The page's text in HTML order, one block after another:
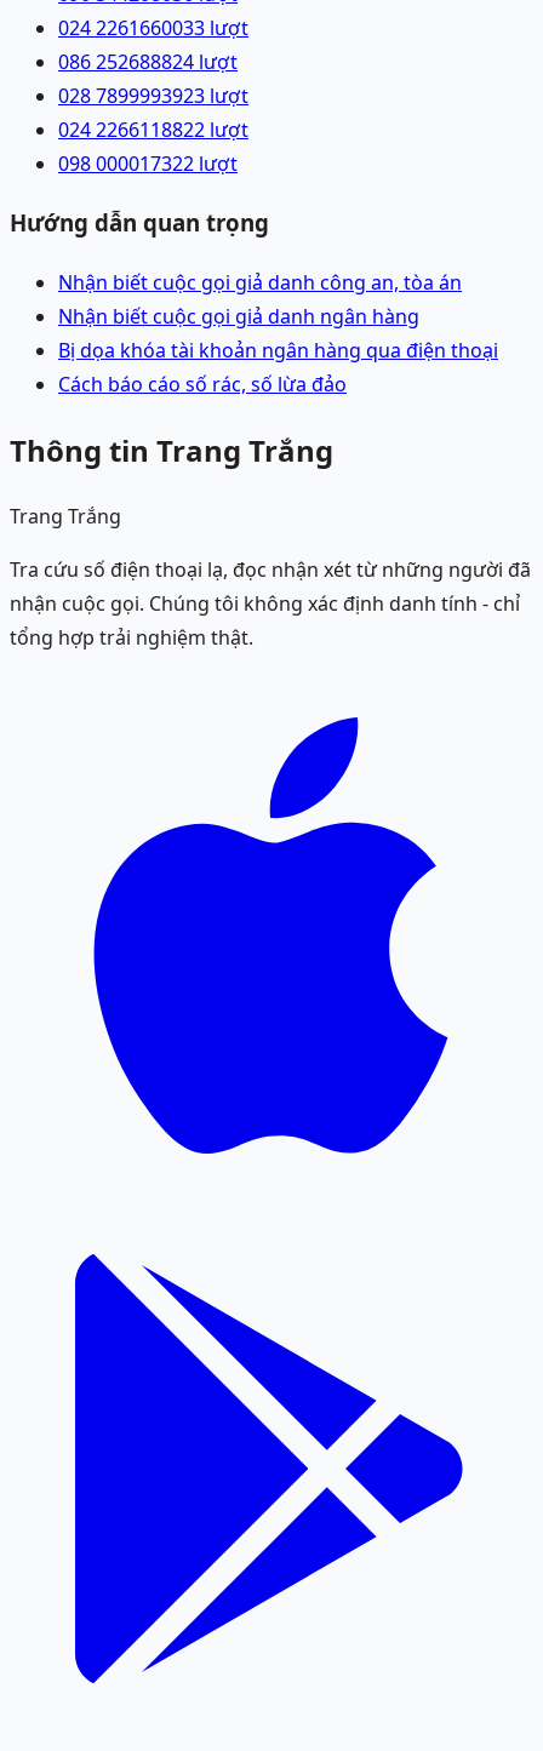
024 2261660033 lượt
086 252688824 lượt
028 7899993923 lượt
024 2266118822 lượt
098 000017322 lượt
Hướng dẫn quan trọng
Nhận biết cuộc gọi giả danh công an, tòa án
Nhận biết cuộc gọi giả danh ngân hàng
Bị dọa khóa tài khoản ngân hàng qua điện thoại
Cách báo cáo số rác, số lừa đảo
Thông tin Trang Trắng
Trang Trắng
Tra cứu số điện thoại lạ, đọc nhận xét từ những người đã
nhận cuộc gọi. Chúng tôi không xác định danh tính - chỉ
tổng hợp trải nghiệm thật.